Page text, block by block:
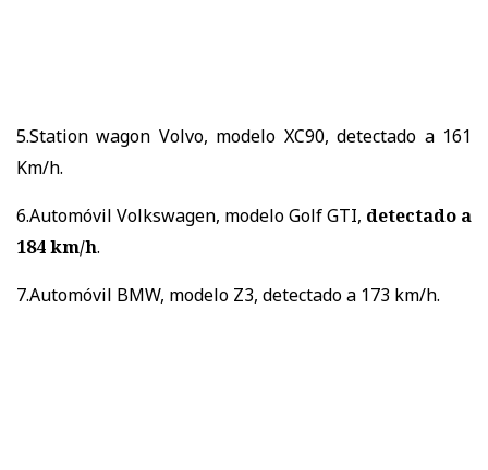
5.Station wagon Volvo, modelo XC90, detectado a 161
Km/h.
6.Automóvil Volkswagen, modelo Golf GTI, detectado a
184 km/h.
7.Automóvil BMW, modelo Z3, detectado a 173 km/h.